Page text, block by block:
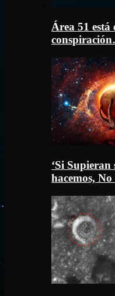
Área 51 está
‘Si
hacemos,